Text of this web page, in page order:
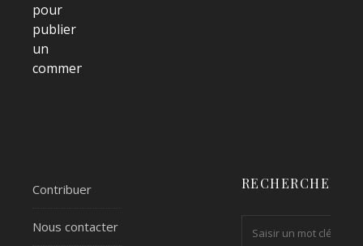
pour
publier
un
commentaire.
Contribuer
Nous contacter
RECHERCHER